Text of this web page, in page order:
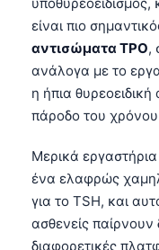
είναι πιο
αντισώματα TPO,
ανάλογα με το
η ήπια
πάροδο του
Μερικά
ένα ελαφρώς
για το TSH, και
ασθενείς παίρνουν
διαφορετικές